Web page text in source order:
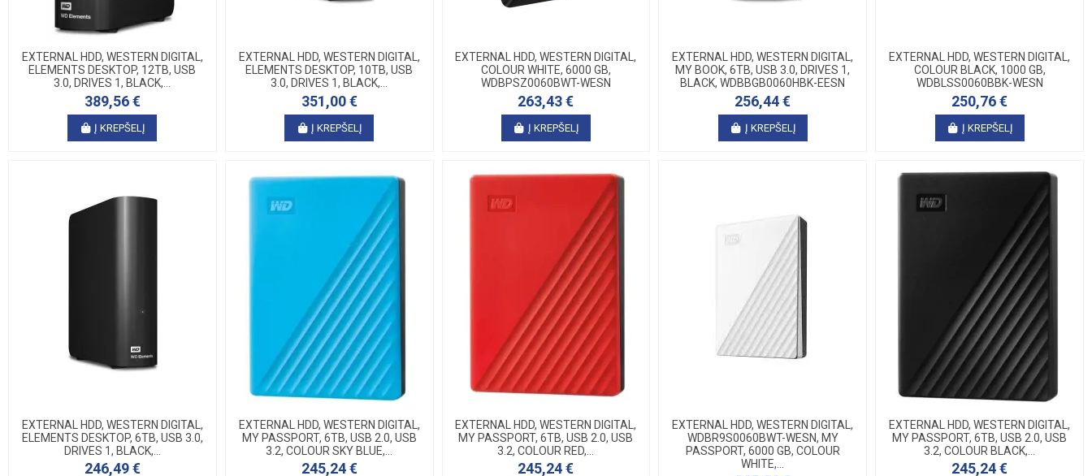
EXTERNAL HDD, WESTERN DIGITAL,
ELEMENTS DESKTOP, 12TB, USB
3.0, DRIVES 1, BLACK,...
389,56 €
Į KREPŠELĮ
EXTERNAL HDD, WESTERN DIGITAL,
ELEMENTS DESKTOP, 10TB, USB
3.0, DRIVES 1, BLACK,...
351,00 €
Į KREPŠELĮ
EXTERNAL HDD, WESTERN DIGITAL,
COLOUR WHITE, 6000 GB,
WDBPSZ0060BWT-WESN
263,43 €
Į KREPŠELĮ
EXTERNAL HDD, WESTERN DIGITAL,
MY BOOK, 6TB, USB 3.0, DRIVES 1,
BLACK, WDBBGB0060HBK-EESN
256,44 €
Į KREPŠELĮ
EXTERNAL HDD, WESTERN DIGITAL,
COLOUR BLACK, 1000 GB,
WDBLSS0060BBK-WESN
250,76 €
Į KREPŠELĮ
EXTERNAL HDD, WESTERN DIGITAL,
ELEMENTS DESKTOP, 6TB, USB 3.0,
DRIVES 1, BLACK,...
246,49 €
EXTERNAL HDD, WESTERN DIGITAL,
MY PASSPORT, 6TB, USB 2.0, USB
3.2, COLOUR SKY BLUE,...
245,24 €
EXTERNAL HDD, WESTERN DIGITAL,
MY PASSPORT, 6TB, USB 2.0, USB
3.2, COLOUR RED,...
245,24 €
EXTERNAL HDD, WESTERN DIGITAL,
WDBR9S0060BWT-WESN, MY
PASSPORT, 6000 GB, COLOUR
WHITE,...
EXTERNAL HDD, WESTERN DIGITAL,
MY PASSPORT, 6TB, USB 2.0, USB
3.2, COLOUR BLACK,...
245,24 €